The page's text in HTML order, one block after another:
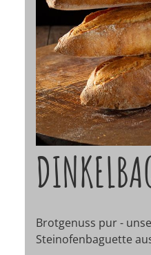
Brotgenuss pur -
Steinofenbaguette